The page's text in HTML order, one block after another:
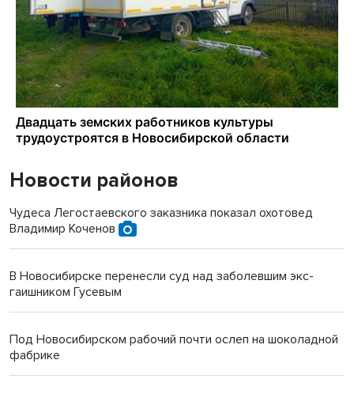
Новости районов
Чудеса Легостаевского заказника показал охотовед
Владимир Коченов
В Новосибирске перенесли суд над заболевшим экс-
гаишником Гусевым
Под Новосибирском рабочий почти ослеп на шоколадной
фабрике